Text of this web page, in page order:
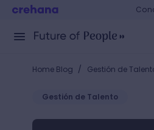
Home Blog / Gestión de
Gestión de Talento
Tendencias para la